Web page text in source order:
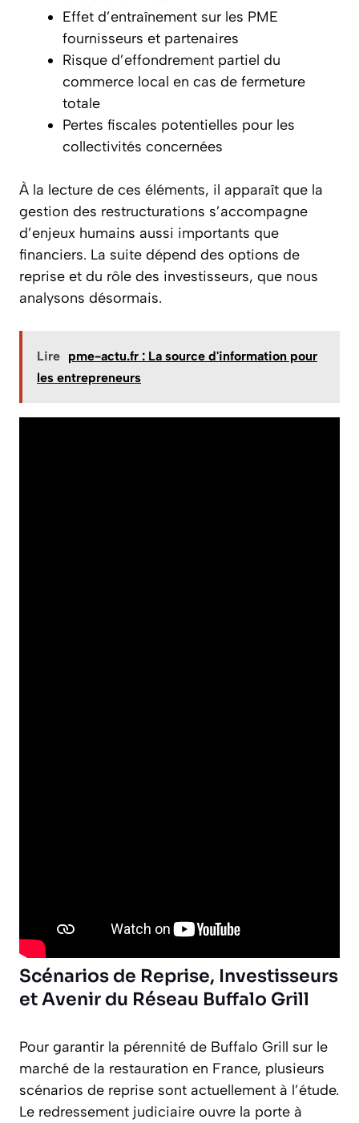
Effet d’entraînement sur les PME
fournisseurs et partenaires
Risque d’effondrement partiel du
commerce local en cas de fermeture
totale
Pertes fiscales potentielles pour les
collectivités concernées
À la lecture de ces éléments, il apparaît que la
gestion des restructurations s’accompagne
d’enjeux humains aussi importants que
financiers. La suite dépend des options de
reprise et du rôle des investisseurs, que nous
analysons désormais.
Lire pme-actu.fr : La source d'information pour
les entrepreneurs
Scénarios de Reprise, Investisseurs
et Avenir du Réseau Buffalo Grill
Pour garantir la pérennité de Buffalo Grill sur le
marché de la restauration en France, plusieurs
scénarios de reprise sont actuellement à l’étude.
Le redressement judiciaire ouvre la porte à